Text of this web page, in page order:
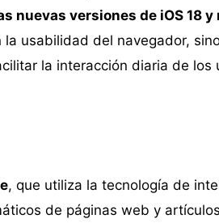
nuevas versiones de iOS 18 y
usabilidad del navegador,
la interacción diaria de los
, que utiliza la tecnología de
de páginas web y